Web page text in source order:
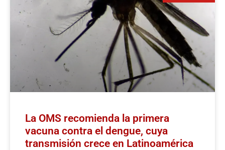
La OMS recomienda la primera
vacuna contra el dengue, cuya
transmisión crece en Latinoamérica